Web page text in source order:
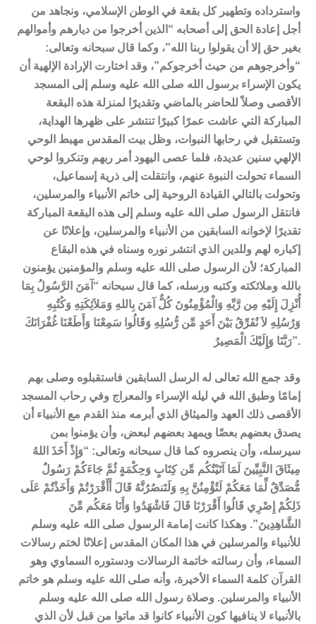
واسترداده وتطهير كل بقعة في الوطن الإسلامي، ونجاهد من
أجل إعادة الحق إلى أصحابه “الذين أخرجوا من ديارهم وأموالهم
بغير حق إلا أن يقولوا ربنا الله”، وكما قال سبحانه وتعالى:
“وأخرجوهم من حيث أخرجوكم”، وقد اختارت الإرادة الإلهية أن
يكون الإسراء برسول الله صلى الله عليه وسلم إلى المسجد
الأقصى وصلاً للحاضر بالماضي وتقديرًا لمنزلة هذه البقعة
المباركة التي عاشت عمرًا كبيرًا تنتشر على ظهرها الهداية،
وتستقبل في رحابها النبوات، وظل بيت المقدس مهبط الوحي
الإلهي سنين عديدة، فلما عصى اليهود أمر ربهم وتنكروا لوحي
السماء تحولت النبوة عنهم، وانتقلت إلى ذرية إسماعيل،
وتحولت بالتالي القيادة الروحية إلى خاتم الأنبياء والمرسلين،
فانتقل الرسول صلى الله عليه وسلم إلى هذه البقعة المباركة
تقديرًا لإخوانه السابقين من الأنبياء والمرسلين، وإعلانًا عن
إكباره لهم وللدين الذي انتشر نوره وسناه في هذه البقاع
المباركة؛ لأن الرسول صلى الله عليه وسلم والمؤمنين يؤمنون
بالله وملائكته وكتبه ورسله، كما قال سبحانه “آمَنَ الرَّسُولُ بِمَا
أُنْزِلَ إِلَيْهِ مِن رَّبِّهِ وَالْمُؤْمِنُونَ كُلٌّ آمَنَ بِاللهِ وَمَلاَئِكَتِهِ وَكُتُبِهِ
وَرُسُلِهِ لاَ نُفَرِّقُ بَيْنَ أَحَدٍ مِّن رُّسُلِهِ وَقَالُوا سَمِعْنَا وَأَطَعْنَا غُفْرَانَكَ
رَبَّنَا وَإِلَيْكَ الْمَصِيرُ”.
وقد جمع الله تعالى له الرسل السابقين فاستقبلوه وصلى بهم
إمامًا وطبق الله في ليله الإسراء والمعراج وفي رحاب المسجد
الأقصى ذلك العهد والميثاق الذي أبرمه منذ القدم مع الأنبياء أن
يصدق بعضهم بعضًا ويمهد بعضهم لبعض، وأن يؤمنوا بمن
سيرسله، وأن ينصروه كما قال سبحانه وتعالى: “وَإِذْ أَخَذَ اللهُ
مِيثَاقَ النَّبِيِّينَ لَمَا آتَيْتُكُم مِّن كِتَابٍ وَحِكْمَةٍ ثُمَّ جَاءَكُمْ رَسُولٌ
مُّصَدِّقٌ لِّمَا مَعَكُمْ لَتُؤْمِنُنَّ بِهِ وَلَتَنصُرُنَّهُ قَالَ أَأَقْرَرْتُمْ وَأَخَذْتُمْ عَلَى
ذَلِكُمْ إِصْرِي قَالُوا أَقْرَرْنَا قَالَ فَاشْهَدُوا وَأَنَا مَعَكُم مِّنَ
الشَّاهِدِينَ”. وهكذا كانت إمامة الرسول صلى الله عليه وسلم
للأنبياء والمرسلين في هذا المكان المقدس إعلانًا لختم رسالات
السماء، وأن رسالته خاتمة الرسالات ودستوره السماوي وهو
القرآن كلمة السماء الأخيرة، وأنه صلى الله عليه وسلم هو خاتم
الأنبياء والمرسلين. وصلاة رسول الله صلى الله عليه وسلم
بالأنبياء لا ينافيها كون الأنبياء كانوا قد ماتوا من قبل لأن الذي